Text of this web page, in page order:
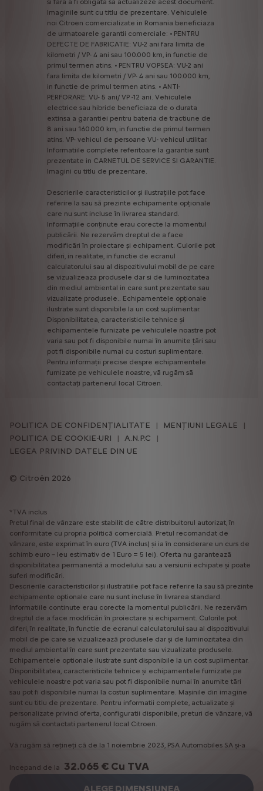
Incepand de la 32.065 € Cu TVA
ALEGE DIMENSIUNEA
si fara a fi obligata sa actualizeze acest document.
Imaginile sunt cu titlu de prezentare. Vehiculele
noi Citroen comercializate in Romania beneficiaza
de urmatoarele garantii comerciale: • PENTRU
DEFECTE DE FABRICATIE: VU-2 ani fara limita de
kilometri / VP- 4 ani sau 100.000 km, in functie de
primul termen atins. • PENTRU VOPSEA: VU-2 ani
fara limita de kilometri / VP- 4 ani sau 100.000 km,
in functie de primul termen atins. • ANTI-
PERFORARE: VU- 5 ani/ VP -12 ani. Vehiculele
electrice sau hibride beneficiaza de o durata
extinsa a garantiei pentru bateria de tractiune de
8 ani sau 160.000 km, in functie de primul termen
atins. VP- vehicul de persoane VU- vehicul utilitar.
Informatiile complete referitoare la garantie sunt
prezentate in CARNETUL DE SERVICE SI GARANTIE.
Imagini cu titlu de prezentare.
Descrierile caracteristicilor și ilustrațiile pot face
referire la sau să prezinte echipamente opționale
care nu sunt incluse în livrarea standard.
Informațiile conținute erau corecte la momentul
publicării. Ne rezervăm dreptul de a face
modificări în proiectare și echipament. Culorile pot
diferi, in realitate, in functie de ecranul
calculatorului sau al dispozitivului mobil de pe care
se vizualizeaza produsele dar si de luminozitatea
din mediul ambiental in care sunt prezentate sau
vizualizate produsele.. Echipamentele opționale
ilustrate sunt disponibile la un cost suplimentar.
Disponibilitatea, caracteristicile tehnice și
echipamentele furnizate pe vehiculele noastre pot
varia sau pot fi disponibile numai în anumite țări sau
pot fi disponibile numai cu costuri suplimentare.
Pentru informații precise despre echipamentele
furnizate pe vehiculele noastre, vă rugăm să
contactați partenerul local Citroen.
Citroën 2026
POLITICA DE CONFIDENȚIALITATE
MENȚIUNI LEGALE
POLITICA DE COOKIE-URI
A.N.P.C
LEGEA PRIVIND DATELE DIN UE
*TVA inclus
Pretul final de vânzare este stabilit de către distribuitorul autorizat, în
conformitate cu propria politică comercială. Pretul recomandat de
vânzare, este exprimat în euro (TVA inclus) și ia în considerare un curs de
schimb euro – leu estimativ de 1 Euro = 5 lei). Oferta nu garantează
disponibilitatea permanentă a modelului sau a versiunii echipate și poate
suferi modificări.
Descrierile caracteristicilor și ilustratiile pot face referire la sau să prezinte
echipamente optionale care nu sunt incluse în livrarea standard.
Informatiile continute erau corecte la momentul publicării. Ne rezervăm
dreptul de a face modificări în proiectare și echipament. Culorile pot
diferi, în realitate, în functie de ecranul calculatorului sau al dispozitivului
mobil de pe care se vizualizează produsele dar și de luminozitatea din
mediul ambiental în care sunt prezentate sau vizualizate produsele.
Echipamentele optionale ilustrate sunt disponibile la un cost suplimentar.
Disponibilitatea, caracteristicile tehnice și echipamentele furnizate pe
vehiculele noastre pot varia sau pot fi disponibile numai în anumite tări
sau pot fi disponibile numai la costuri suplimentare. Mașinile din imagine
sunt cu titlu de prezentare. Pentru informatii complete, actualizate și
personalizate privind oferta, configuratii disponibile, preturi de vânzare, vă
rugăm să contactati partenerul local Citroen.
Vă rugăm să rețineți că de la 1 noiembrie 2023, PSA Automobiles SA și-a
central rămân aceleași:
Bd. de l'Europe nr. 2-10 - 78300 Poissy, France; Numărul de înregistrare la
Registrul Comerțului: 542 065 479 RCS Versailles; CIF: FR82542065479.